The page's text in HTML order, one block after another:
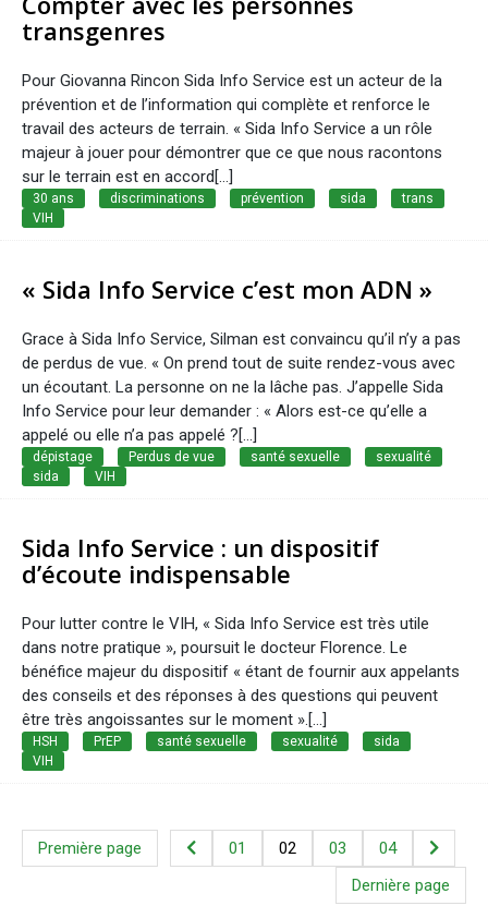
transgenres
Pour Giovanna Rincon Sida Info Service est un acteur de la
prévention et de l’information qui complète et renforce le
travail des acteurs de terrain. « Sida Info Service a un rôle
majeur à jouer pour démontrer que ce que nous racontons
sur le terrain est en accord[…]
30 ans discriminations prévention sida
trans
VIH
« Sida Info Service c’est mon ADN »
Grace à Sida Info Service, Silman est convaincu qu’il n’y a pas
de perdus de vue. « On prend tout de suite rendez-vous avec
un écoutant. La personne on ne la lâche pas. J’appelle Sida
Info Service pour leur demander : « Alors est-ce qu’elle a
appelé ou elle n’a pas appelé ?[...]
dépistage Perdus de vue santé sexuelle
sexualité
sida
VIH
Sida Info Service : un dispositif
d’écoute indispensable
Pour lutter contre le VIH, « Sida Info Service est très utile
dans notre pratique », poursuit le docteur Florence. Le
bénéfice majeur du dispositif « étant de fournir aux appelants
des conseils et des réponses à des questions qui peuvent
être très angoissantes sur le moment ».[…]
HSH PrEP santé sexuelle sexualité
sida
VIH
Première page 01 02 03
04
Dernière page